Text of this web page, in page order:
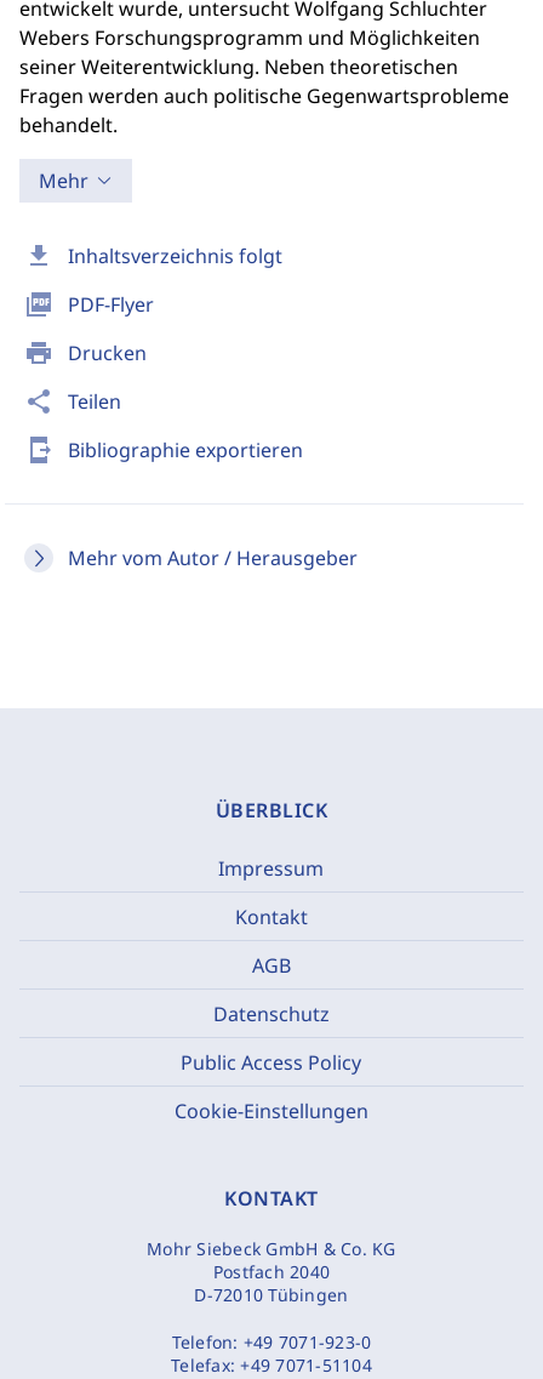
download Inhaltsverzeichnis folgt
picture_as_pdf PDF-Flyer
print Drucken
share Teilen
send_to_mobile Bibliographie exportieren
Mehr vom Autor / Herausgeber
entwickelt wurde, untersucht Wolfgang Schluchter
Webers Forschungsprogramm und Möglichkeiten
seiner Weiterentwicklung. Neben theoretischen
Fragen werden auch politische Gegenwartsprobleme
behandelt.
Mehr
ÜBERBLICK
Impressum
Kontakt
AGB
Datenschutz
Public Access Policy
Cookie-Einstellungen
KONTAKT
Mohr Siebeck GmbH & Co. KG
Postfach 2040
D-72010 Tübingen
Telefon: +49 7071-923-0
Telefax:+49 7071-51104